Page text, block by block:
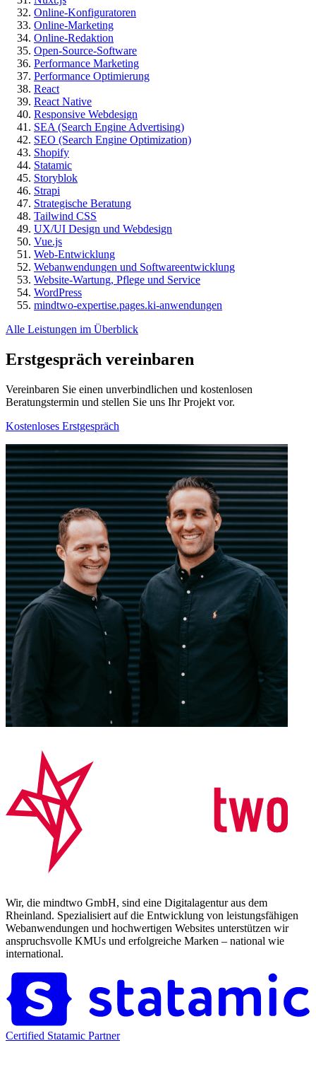
Online-Konfiguratoren
Online-Marketing
Online-Redaktion
Open-Source-Software
Performance Marketing
Performance Optimierung
React
React Native
Responsive Webdesign
SEA (Search Engine Advertising)
SEO (Search Engine Optimization)
Shopify
Statamic
Storyblok
Strapi
Strategische Beratung
Tailwind CSS
UX/UI Design und Webdesign
Vue.js
Web-Entwicklung
Webanwendungen und Softwareentwicklung
Website-Wartung, Pflege und Service
WordPress
mindtwo-expertise.pages.ki-anwendungen
Alle Leistungen im Überblick
Erstgespräch vereinbaren
Vereinbaren Sie einen unverbindlichen und kostenlosen
Beratungstermin und stellen Sie uns Ihr Projekt vor.
Kostenloses Erstgespräch
Wir, die mindtwo GmbH, sind eine Digitalagentur aus dem
Rheinland. Spezialisiert auf die Entwicklung von leistungsfähigen
Webanwendungen und hochwertigen Websites unterstützen wir
anspruchsvolle KMUs und erfolgreiche Marken – national wie
international.
Certified Statamic Partner